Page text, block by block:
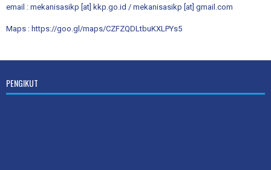
email : mekanisasikp [at] kkp.go.id / mekanisasikp [at] gmail.com
Maps : https://goo.gl/maps/CZFZQDLtbuKXLPYs5
PENGIKUT